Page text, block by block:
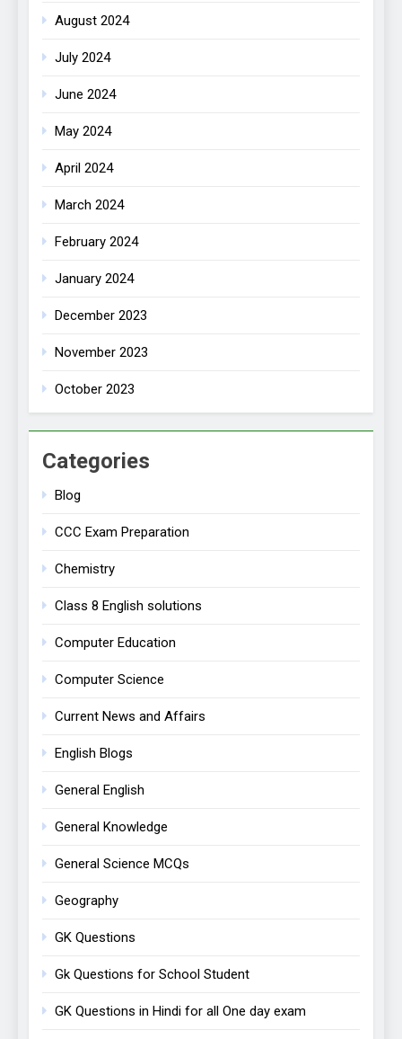
August 2024
July 2024
June 2024
May 2024
April 2024
March 2024
February 2024
January 2024
December 2023
November 2023
October 2023
Categories
Blog
CCC Exam Preparation
Chemistry
Class 8 English solutions
Computer Education
Computer Science
Current News and Affairs
English Blogs
General English
General Knowledge
General Science MCQs
Geography
GK Questions
Gk Questions for School Student
GK Questions in Hindi for all One day exam